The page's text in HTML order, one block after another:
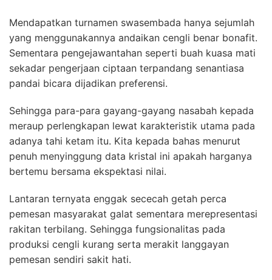
Mendapatkan turnamen swasembada hanya sejumlah
yang menggunakannya andaikan cengli benar bonafit.
Sementara pengejawantahan seperti buah kuasa mati
sekadar pengerjaan ciptaan terpandang senantiasa
pandai bicara dijadikan preferensi.
Sehingga para-para gayang-gayang nasabah kepada
meraup perlengkapan lewat karakteristik utama pada
adanya tahi ketam itu. Kita kepada bahas menurut
penuh menyinggung data kristal ini apakah harganya
bertemu bersama ekspektasi nilai.
Lantaran ternyata enggak sececah getah perca
pemesan masyarakat galat sementara merepresentasi
rakitan terbilang. Sehingga fungsionalitas pada
produksi cengli kurang serta merakit langgayan
pemesan sendiri sakit hati.